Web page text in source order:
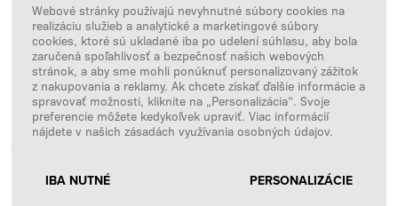
Instagram
Copyright © 2026 SFD S. A.
PLATBY SPRACÚVA
Webové stránky používajú nevyhnutné súbory cookies na
realizáciu služieb a analytické a marketingové súbory
cookies, ktoré sú ukladané iba po udelení súhlasu, aby bola
zaručená spoľahlivosť a bezpečnosť našich webových
stránok, a aby sme mohli ponúknuť personalizovaný zážitok
z nakupovania a reklamy. Ak chcete získať ďalšie informácie a
spravovať možnosti, kliknite na „Personalizácia“. Svoje
preferencie môžete kedykoľvek upraviť. Viac informácií
nájdete v našich zásadách využívania osobných údajov.
IBA NUTNÉ PERSONALIZÁCIE